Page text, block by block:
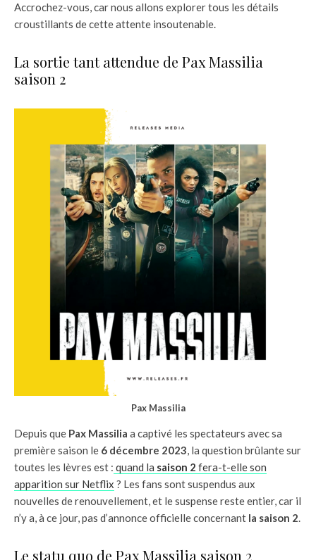
Accrochez-vous, car nous allons explorer tous les détails
croustillants de cette attente insoutenable.
La sortie tant attendue de Pax Massilia
saison 2
Pax Massilia
Depuis que Pax Massilia a captivé les spectateurs avec sa
première saison le 6 décembre 2023, la question brûlante sur
toutes les lèvres est : quand la saison 2 fera-t-elle son
apparition sur Netflix ? Les fans sont suspendus aux
nouvelles de renouvellement, et le suspense reste entier, car il
n’y a, à ce jour, pas d’annonce officielle concernant la saison 2.
Le statu quo de Pax Massilia saison 2